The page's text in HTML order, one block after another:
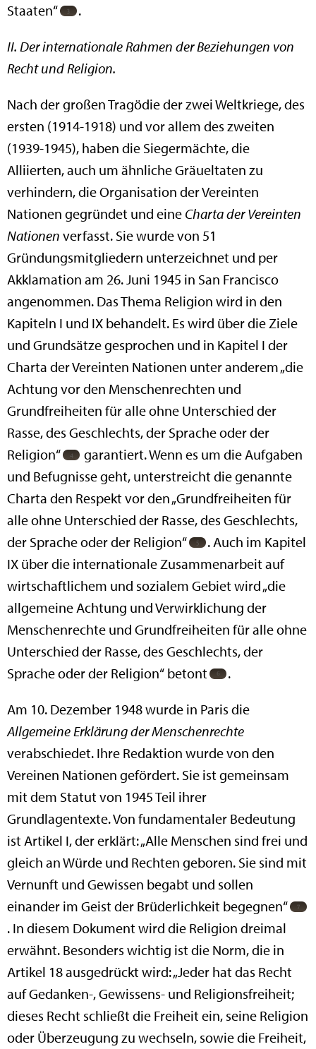
Staaten“
.
II. Der internationale Rahmen der Beziehungen von
Recht und Religion.
Nach der großen Tragödie der zwei Weltkriege, des
ersten (1914-1918) und vor allem des zweiten
(1939-1945), haben die Siegermächte, die
Alliierten, auch um ähnliche Gräueltaten zu
verhindern, die Organisation der Vereinten
Nationen gegründet und eine Charta der Vereinten
Nationen verfasst. Sie wurde von 51
Gründungsmitgliedern unterzeichnet und per
Akklamation am 26. Juni 1945 in San Francisco
angenommen. Das Thema Religion wird in den
Kapiteln I und IX behandelt. Es wird über die Ziele
und Grundsätze gesprochen und in Kapitel I der
Charta der Vereinten Nationen unter anderem „die
Achtung vor den Menschenrechten und
Grundfreiheiten für alle ohne Unterschied der
Rasse, des Geschlechts, der Sprache oder der
Religion“
garantiert. Wenn es um die Aufgaben
und Befugnisse geht, unterstreicht die genannte
Charta den Respekt vor den „Grundfreiheiten für
alle ohne Unterschied der Rasse, des Geschlechts,
der Sprache oder der Religion“
. Auch im Kapitel
IX über die internationale Zusammenarbeit auf
wirtschaftlichem und sozialem Gebiet wird „die
allgemeine Achtung und Verwirklichung der
Menschenrechte und Grundfreiheiten für alle ohne
Unterschied der Rasse, des Geschlechts, der
Sprache oder der Religion“ betont
.
Am 10. Dezember 1948 wurde in Paris die
Allgemeine Erklärung der Menschenrechte
verabschiedet. Ihre Redaktion wurde von den
Vereinen Nationen gefördert. Sie ist gemeinsam
mit dem Statut von 1945 Teil ihrer
Grundlagentexte. Von fundamentaler Bedeutung
ist Artikel I, der erklärt: „Alle Menschen sind frei und
gleich an Würde und Rechten geboren. Sie sind mit
Vernunft und Gewissen begabt und sollen
einander im Geist der Brüderlichkeit begegnen“
. In diesem Dokument wird die Religion dreimal
erwähnt. Besonders wichtig ist die Norm, die in
Artikel 18 ausgedrückt wird: „Jeder hat das Recht
auf Gedanken-, Gewissens- und Religionsfreiheit;
dieses Recht schließt die Freiheit ein, seine Religion
oder Überzeugung zu wechseln, sowie die Freiheit,